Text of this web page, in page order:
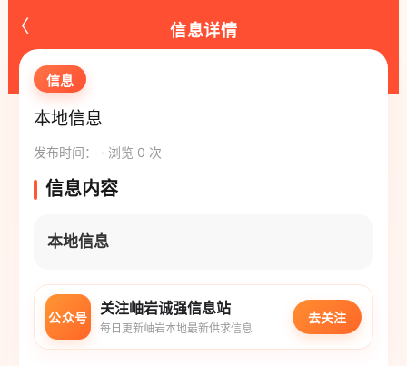
‹ 信息详情
信息
本地信息
发布时间： · 浏览 0 次
信息内容
本地信息
公众号
关注岫岩诚强信息站
每日更新岫岩本地最新供求信息
去关注